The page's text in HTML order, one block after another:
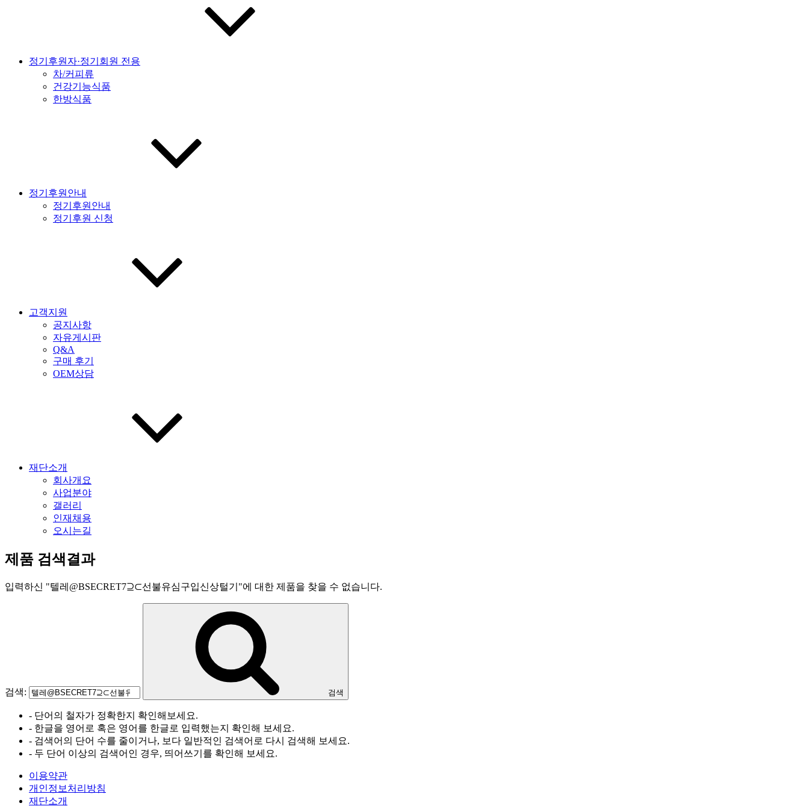
정기후원자·정기회원 전용
차/커피류
건강기능식품
한방식품
정기후원안내
정기후원안내
정기후원 신청
고객지원
공지사항
자유게시판
Q&A
구매 후기
OEM상담
재단소개
회사개요
사업분야
갤러리
인재채용
오시는길
제품 검색결과
입력하신 "텔레@BSECRET7⊇⊂선불유심구입신상털기 "에 대한 제품을 찾을 수 없습니다.
검색: 검색
- 단어의 철자가 정확한지 확인해보세요.
- 한글을 영어로 혹은 영어를 한글로 입력했는지 확인해 보세요.
- 검색어의 단어 수를 줄이거나, 보다 일반적인 검색어로 다시 검색해 보세요.
- 두 단어 이상의 검색어인 경우, 띄어쓰기를 확인해 보세요.
이용약관
개인정보처리방침
재단소개